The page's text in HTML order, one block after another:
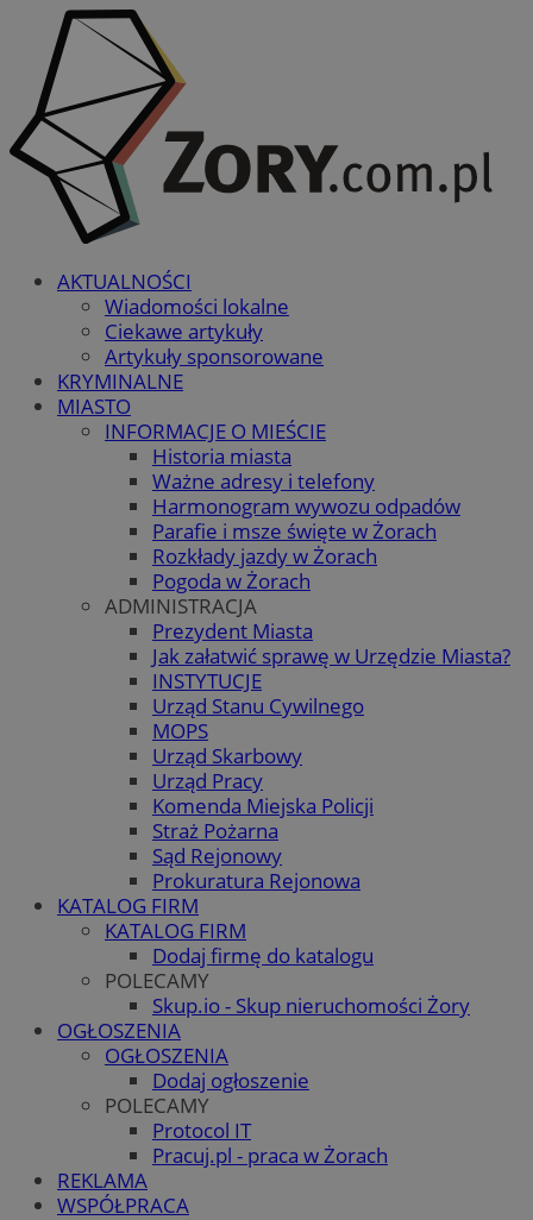
AKTUALNOŚCI
Wiadomości lokalne
Ciekawe artykuły
Artykuły sponsorowane
KRYMINALNE
MIASTO
INFORMACJE O MIEŚCIE
Historia miasta
Ważne adresy i telefony
Harmonogram wywozu odpadów
Parafie i msze święte w Żorach
Rozkłady jazdy w Żorach
Pogoda w Żorach
ADMINISTRACJA
Prezydent Miasta
Jak załatwić sprawę w Urzędzie Miasta?
INSTYTUCJE
Urząd Stanu Cywilnego
MOPS
Urząd Skarbowy
Urząd Pracy
Komenda Miejska Policji
Straż Pożarna
Sąd Rejonowy
Prokuratura Rejonowa
KATALOG FIRM
KATALOG FIRM
Dodaj firmę do katalogu
POLECAMY
Skup.io - Skup nieruchomości Żory
OGŁOSZENIA
OGŁOSZENIA
Dodaj ogłoszenie
POLECAMY
Protocol IT
Pracuj.pl - praca w Żorach
REKLAMA
WSPÓŁPRACA